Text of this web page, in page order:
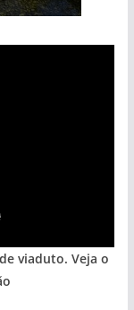
viaduto. Veja o